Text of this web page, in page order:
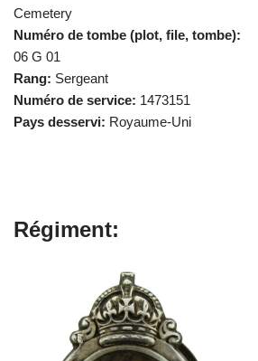
Cemetery
Numéro de tombe (plot, file, tombe):
06 G 01
Rang: Sergeant
Numéro de service: 1473151
Pays desservi: Royaume-Uni
Régiment: